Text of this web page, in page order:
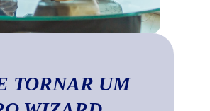
TORNAR UM